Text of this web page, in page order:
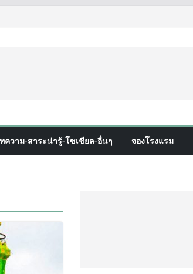
ความ-สาระน่ารู้-โซเชียล-อื่นๆ จองโรงแรม